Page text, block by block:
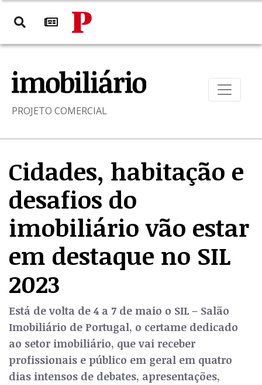
PROJETO COMERCIAL
Cidades, habitação e
desafios do
imobiliário vão estar
em destaque no SIL
2023
Está de volta de 4 a 7 de maio o SIL – Salão
Imobiliário de Portugal, o certame dedicado
ao setor imobiliário, que vai receber
profissionais e público em geral em quatro
dias intensos de debates, apresentações,